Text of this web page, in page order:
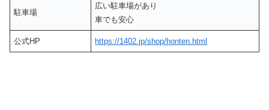
駐車場
広い駐車場があり
車でも安心
公式HP https://1402.jp/shop/honten.html